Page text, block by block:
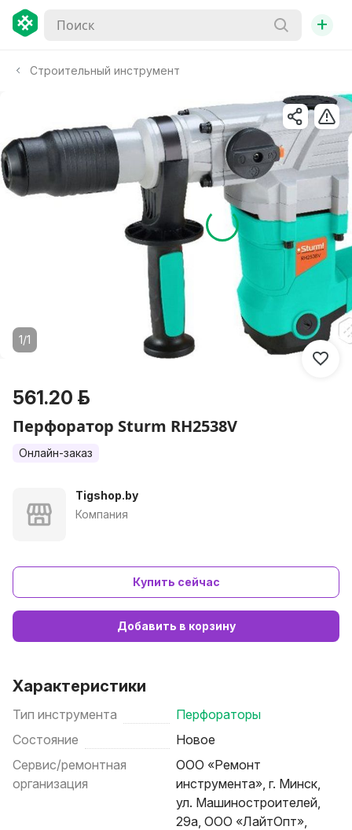
+
Строительный инструмент
1/1
561.20 р.
Перфоратор Sturm RH2538V
Онлайн-заказ
Tigshop.by
Компания
Купить сейчас
Добавить в корзину
Характеристики
Тип инструмента
Перфораторы
Состояние
Новое
Сервис/ремонтная
организация
ООО «Ремонт
инструмента», г. Минск,
ул. Машиностроителей,
29а, ООО «ЛайтОпт»,